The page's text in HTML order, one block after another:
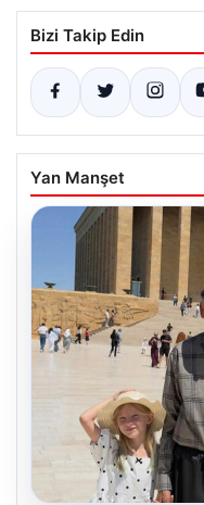
Bizi Takip Edin
Yan Manşet